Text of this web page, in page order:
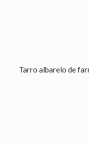
Tarro albarelo de